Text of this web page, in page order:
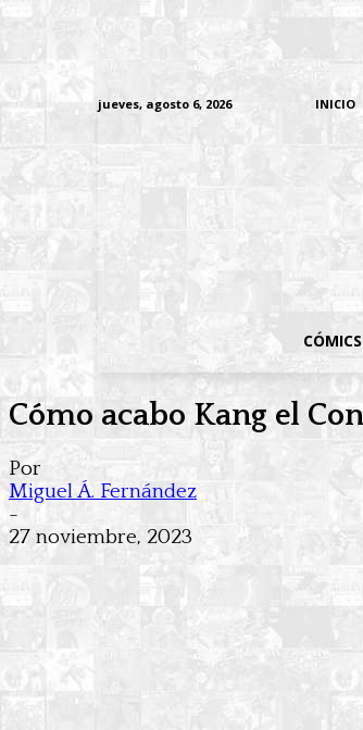
jueves, agosto 6, 2026 INICIO
Cómo acabo Kang el
Por
Miguel Á. Fernández
-
27 noviembre, 2023